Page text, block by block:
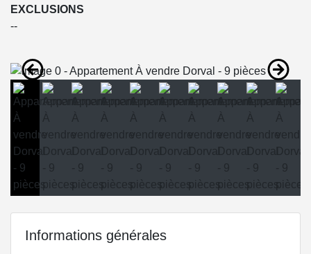
EXCLUSIONS
--
Informations générales